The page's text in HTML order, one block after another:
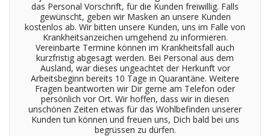
das Personal Vorschrift, für die Kunden freiwillig. Falls
gewünscht, geben wir Masken an unsere Kunden
kostenlos ab. Wir bitten unsere Kunden, uns im Falle von
Krankheitsanzeichen umgehend zu informieren.
Vereinbarte Termine können im Krankheitsfall auch
kurzfristig abgesagt werden. Bei Personal aus dem
Ausland, war dieses ungeachtet der Herkunft vor
Arbeitsbeginn bereits 10 Tage in Quarantäne. Weitere
Fragen beantworten wir Dir gerne am Telefon oder
persönlich vor Ort. Wir hoffen, dass wir in diesen
unschönen Zeiten etwas für das Wohlbefinden unserer
Kunden tun können und freuen uns, Dich bald bei uns
begrüssen zu dürfen.